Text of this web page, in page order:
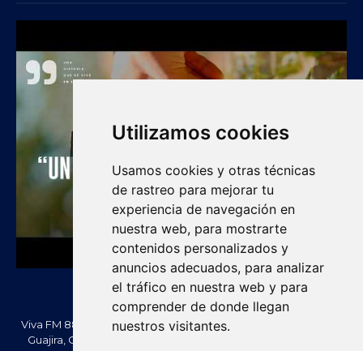
Utilizamos cookies
Usamos cookies y otras técnicas
de rastreo para mejorar tu
experiencia de navegación en
nuestra web, para mostrarte
contenidos personalizados y
anuncios adecuados, para analizar
el tráfico en nuestra web y para
comprender de donde llegan
nuestros visitantes.
Viva FM 88.2 FM es una emisora comunitaria de Villanueva, La
Guajira, Colombia. Información, noticias, cultura, vallenato y